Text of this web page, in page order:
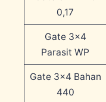
0,17
Gate 3×4
Parasit WP
Gate 3×4 Bahan
440